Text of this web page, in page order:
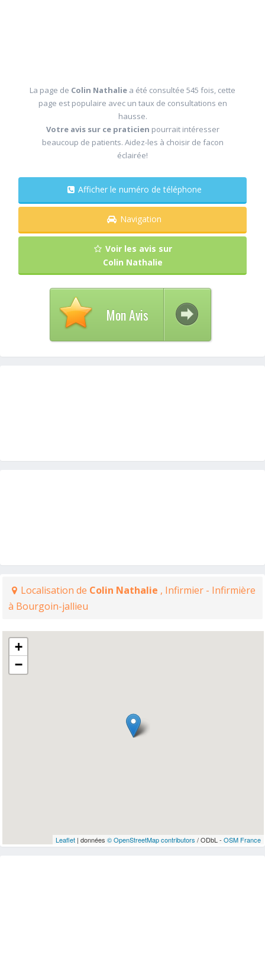
La page de Colin Nathalie a été consultée 545 fois, cette
page est populaire avec un taux de consultations en
hausse.
Votre avis sur ce praticien pourrait intéresser
beaucoup de patients. Aidez-les à choisir de facon
éclairée!
Afficher le numéro de téléphone
Navigation
Voir les avis sur
Colin Nathalie
Mon Avis
Localisation de Colin Nathalie , Infirmier - Infirmière
à Bourgoin-jallieu
+
−
Leaflet| données © OpenStreetMap contributors / ODbL - OSM France